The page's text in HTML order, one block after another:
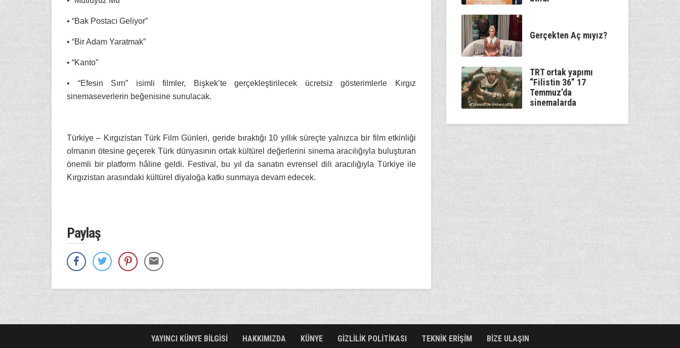
• “Bak Postacı Geliyor”
• “Bir Adam Yaratmak”
• “Kanto”
• “Efesin Sırrı” isimli filmler, Bişkek’te gerçekleştirilecek ücretsiz gösterimlerle Kırgız
sinemaseverlerin beğenisine sunulacak.
Türkiye – Kırgızistan Türk Film Günleri, geride bıraktığı 10 yıllık süreçte yalnızca bir film etkinliği
olmanın ötesine geçerek Türk dünyasının ortak kültürel değerlerini sinema aracılığıyla buluşturan
önemli bir platform hâline geldi. Festival, bu yıl da sanatın evrensel dili aracılığıyla Türkiye ile
Kırgızistan arasındaki kültürel diyaloğa katkı sunmaya devam edecek.
Paylaş
Gerçekten Aç mıyız?
TRT ortak yapımı
“Filistin 36” 17
Temmuz’da
sinemalarda
YAYINCI KÜNYE BİLGİSİ HAKKIMIZDA KÜNYE GİZLİLİK POLİTİKASI TEKNİK ERİŞİM BİZE ULAŞIN